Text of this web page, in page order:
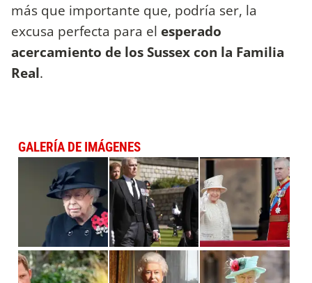
más que importante que, podría ser, la
excusa perfecta para el esperado
acercamiento de los Sussex con la Familia
Real.
GALERÍA DE IMÁGENES